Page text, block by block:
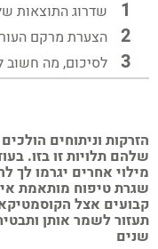
וניתוחים הולכים
תלויות זו בזו.בעוד
אחרים יגרמו לך
טיפוח מותאמת
אצל
לשמר אותן ותבטיח
שדרוג התוצאות של
הצערת מרקם העור
לסיכום, מה חשוב